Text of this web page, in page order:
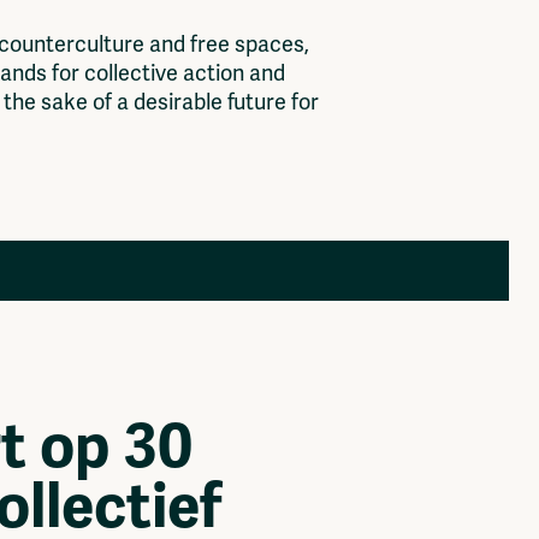
countercu ture and free spaces,
ands for col ective action and
the sake of a desirabl e future for
op 30